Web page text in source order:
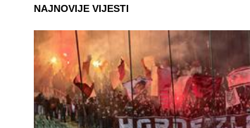
NAJNOVIJE VIJESTI